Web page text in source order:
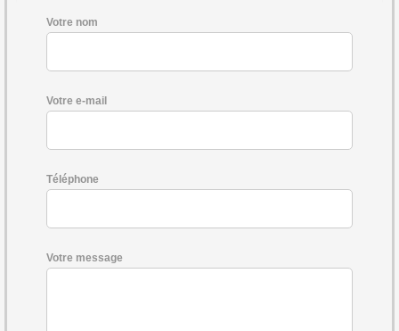
Votre nom
Votre e-mail
Téléphone
Votre message